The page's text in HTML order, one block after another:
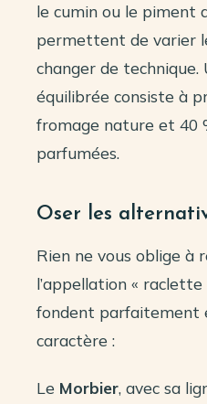
le cumin ou le piment
permettent de varier
changer de
équilibrée consiste à
fromage nature et 40
parfumées.
Oser les
Rien ne vous oblige à
l’appellation « raclette
fondent parfaitement
caractère :
Le Morbier, avec sa